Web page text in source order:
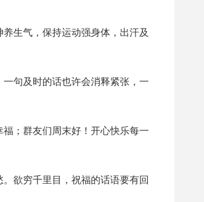
生气，保持运动强身体，出汗及
句及时的话也许会消释紧张，一
；群友们周末好！开心快乐每一
欲穷千里目，祝福的话语要有回